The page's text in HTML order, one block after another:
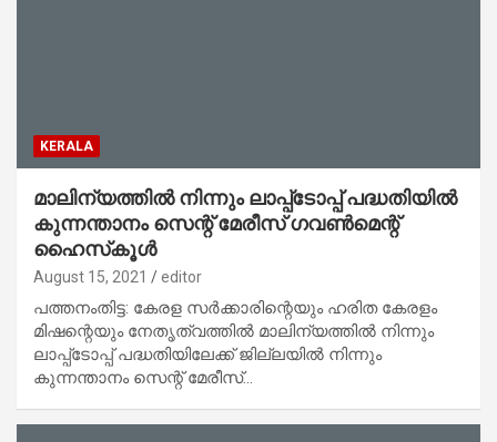
KERALA
മാലിന്യത്തില്‍ നിന്നും ലാപ്പ്‌ടോപ്പ് പദ്ധതിയില്‍
കുന്നന്താനം സെന്റ് മേരീസ് ഗവണ്‍മെന്റ്
ഹൈസ്‌കൂള്‍
August 15, 2021 editor
പത്തനംതിട്ട: കേരള സര്‍ക്കാരിന്റെയും ഹരിത കേരളം
മിഷന്റെയും നേതൃത്വത്തില്‍ മാലിന്യത്തില്‍ നിന്നും
ലാപ്പ്‌ടോപ്പ് പദ്ധതിയിലേക്ക് ജില്ലയില്‍ നിന്നും
കുന്നന്താനം സെന്റ് മേരീസ്…